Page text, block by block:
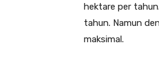
hektare per
tahun. Namun
maksimal.